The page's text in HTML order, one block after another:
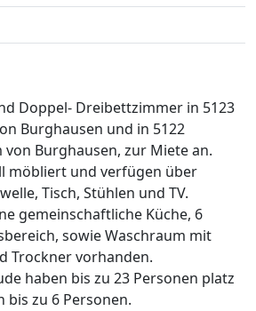
Doppel- Dreibettzimmer in 5123
Burghausen und in 5122
von Burghausen, zur Miete an.
möbliert und verfügen über
Tisch, Stühlen und TV.
gemeinschaftliche Küche, 6
sowie Waschraum mit
Trockner vorhanden.
haben bis zu 23 Personen platz
bis zu 6 Personen.